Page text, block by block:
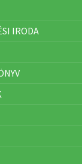
IRODA